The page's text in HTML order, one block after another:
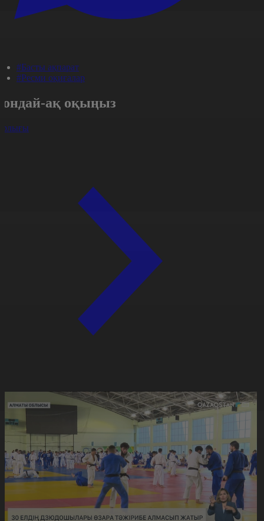
#Басты ақпарат
#Ресми оқиғалар
ақ оқыңыз